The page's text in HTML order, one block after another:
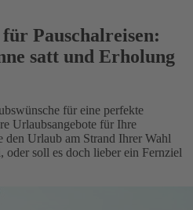
Pauschalreisen:
satt und Erholung
für eine perfekte
Urlaubsangebote für Ihre
den Urlaub am Strand Ihrer Wahl
soll es doch lieber ein Fernziel